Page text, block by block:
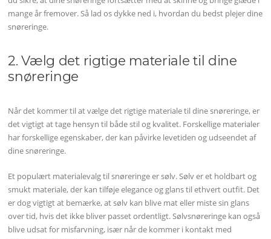
mange år fremover. Så lad os dykke ned i, hvordan du bedst plejer dine
snøreringe.
2. Vælg det rigtige materiale til dine
snøreringe
Når det kommer til at vælge det rigtige materiale til dine snøreringe, er
det vigtigt at tage hensyn til både stil og kvalitet. Forskellige materialer
har forskellige egenskaber, der kan påvirke levetiden og udseendet af
dine snøreringe.
Et populært materialevalg til snøreringe er sølv. Sølv er et holdbart og
smukt materiale, der kan tilføje elegance og glans til ethvert outfit. Det
er dog vigtigt at bemærke, at sølv kan blive mat eller miste sin glans
over tid, hvis det ikke bliver passet ordentligt. Sølvsnøreringe kan også
blive udsat for misfarvning, især når de kommer i kontakt med